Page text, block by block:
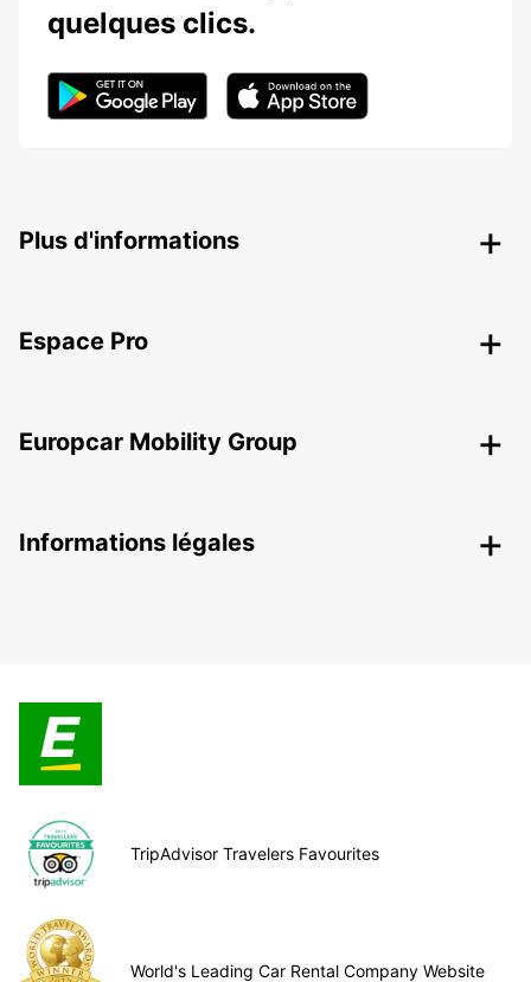
quelques clics.
Plus d'informations
Espace Pro
Europcar Mobility Group
Informations légales
TripAdvisor Travelers Favourites
World's Leading Car Rental Company Website